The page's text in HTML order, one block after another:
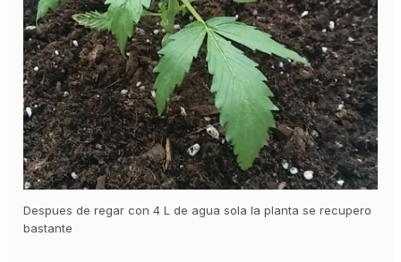
Despues de regar con 4 L de agua sola la planta se recupero
bastante